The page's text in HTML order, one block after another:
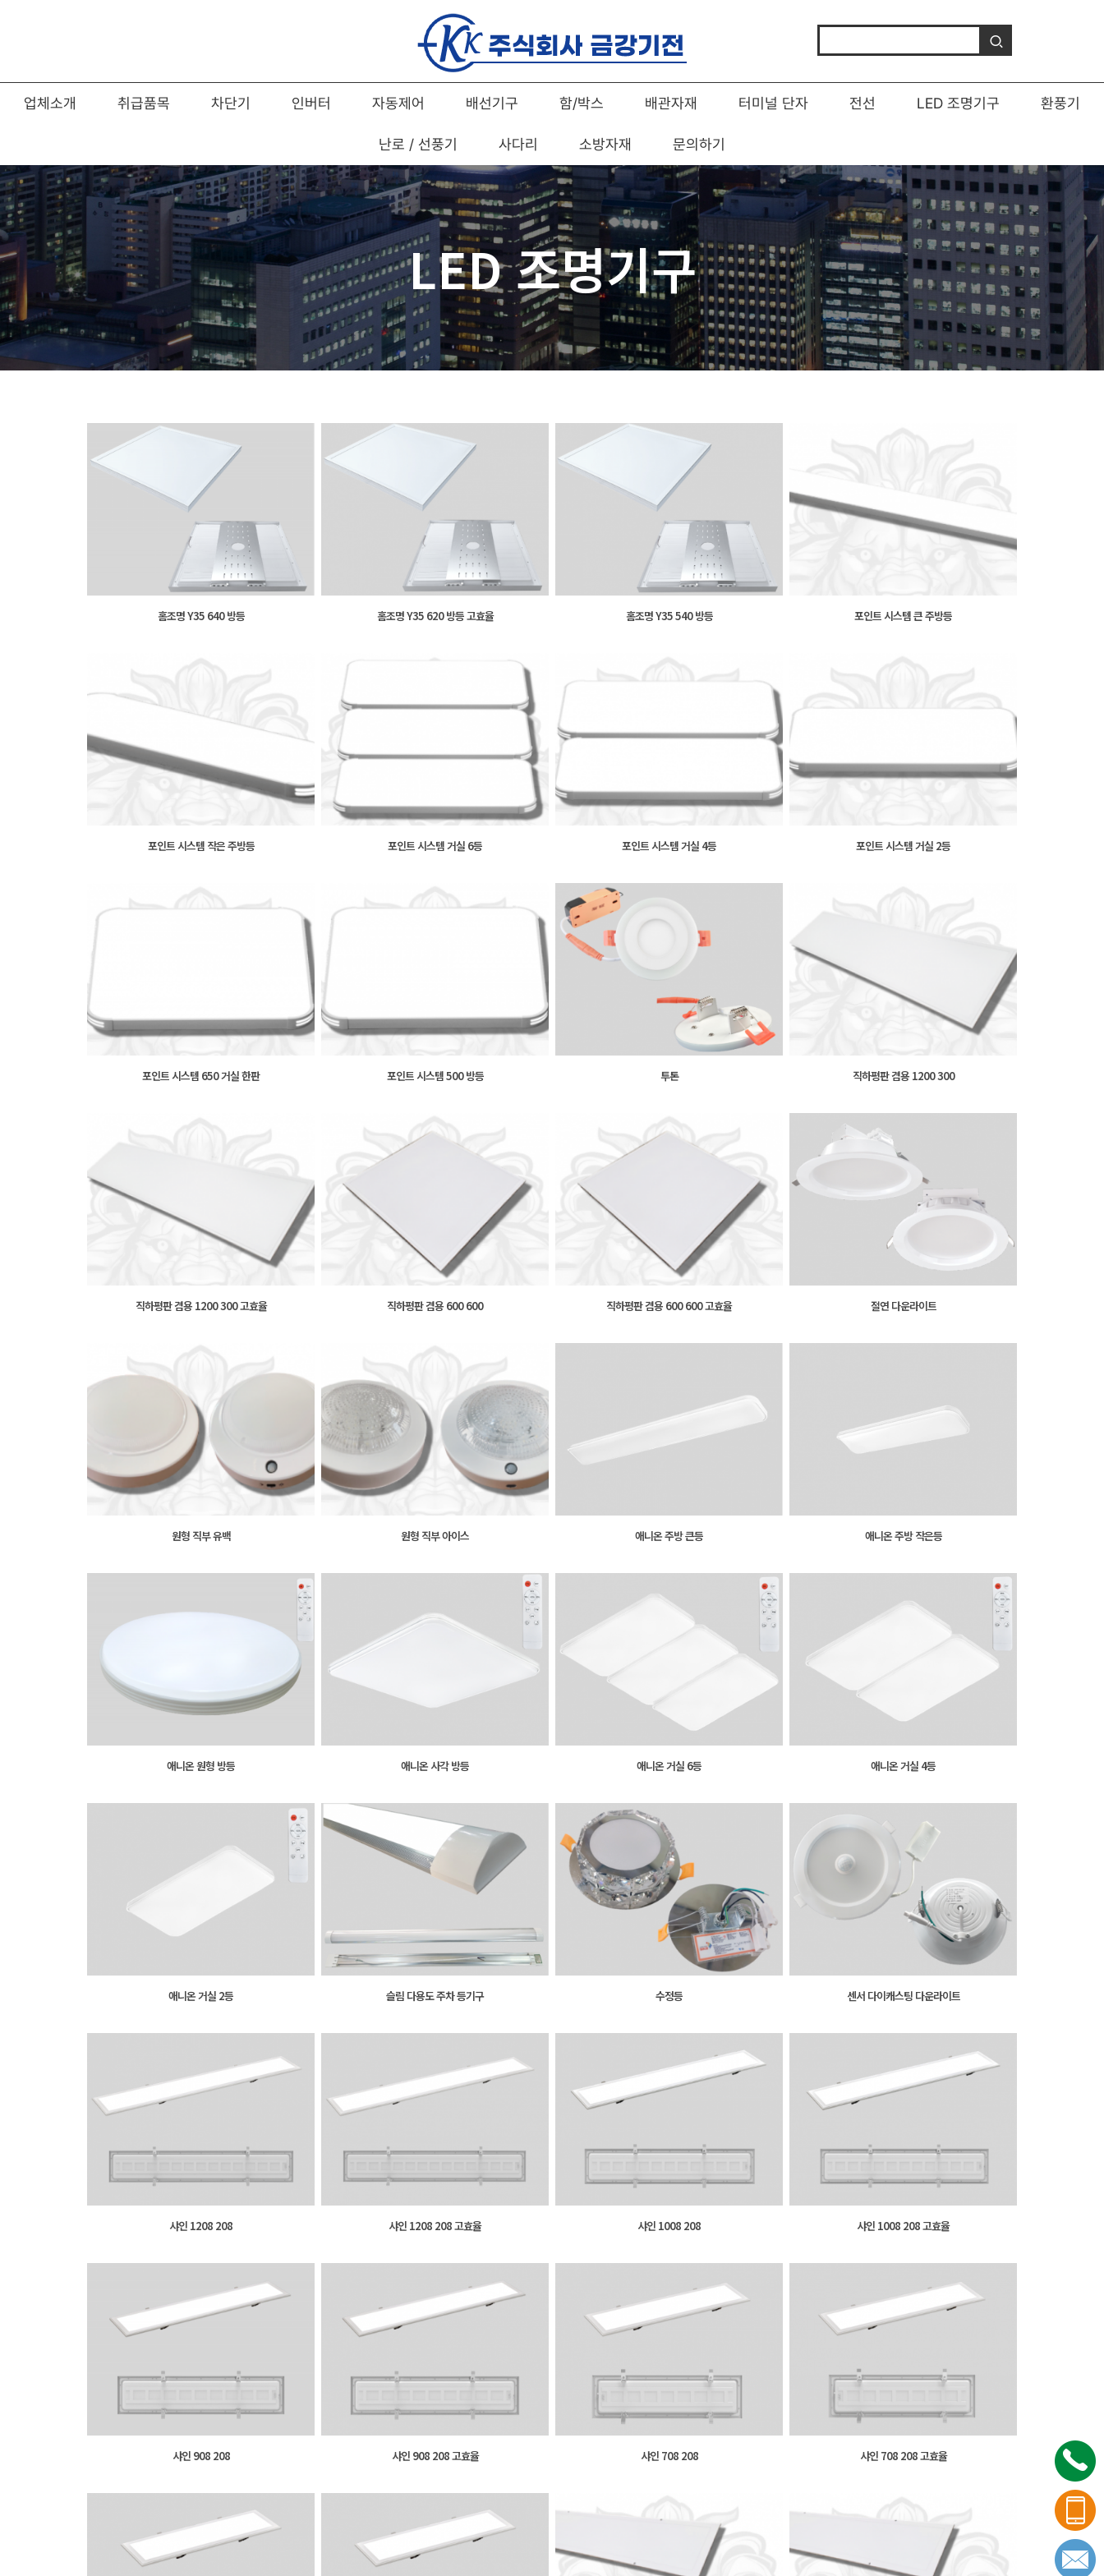
업체소개 취급품목 차단기 인버터 자동제어 배선기구 함/박스 배관자재 터미널 단자 전선 LED 조명기구 환풍기
난로 / 선풍기 사다리 소방자재 문의하기
LED 조명기구
홈조명 Y35 640 방등 홈조명 Y35 620 방등 고효율 홈조명 Y35 540 방등 포인트 시스템 큰 주방등
포인트 시스템 작은 주방등 포인트 시스템 거실 6등 포인트 시스템 거실 4등 포인트 시스템 거실 2등
포인트 시스템 650 거실 한판 포인트 시스템 500 방등 투톤 직하평판 겸용 1200 300
직하평판 겸용 1200 300 고효율 직하평판 겸용 600 600 직하평판 겸용 600 600 고효율 절연 다운라이트
원형 직부 유백 원형 직부 아이스 애니온 주방 큰등 애니온 주방 작은등
애니온 원형 방등 애니온 사각 방등 애니온 거실 6등 애니온 거실 4등
애니온 거실 2등 슬림 다용도 주차 등기구 수정등 센서 다이캐스팅 다운라이트
샤인 1208 208 샤인 1208 208 고효율 샤인 1008 208 샤인 1008 208 고효율
샤인 908 208 샤인 908 208 고효율 샤인 708 208 샤인 708 208 고효율